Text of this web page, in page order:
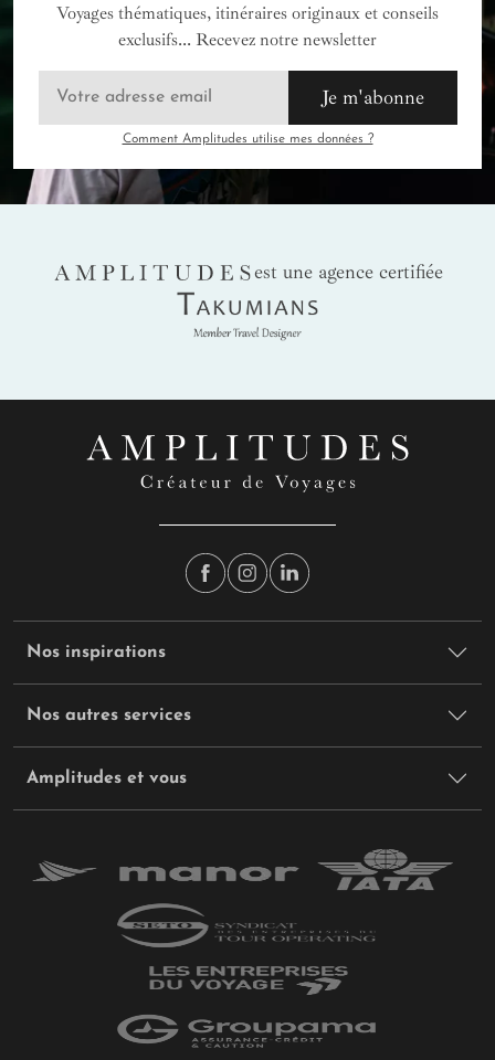
Voyages thématiques, itinéraires originaux et conseils
exclusifs... Recevez notre newsletter
Je m'abonne
Comment Amplitudes utilise mes données ?
AMPLITUDES
est une agence certifiée
Takumians
Nos inspirations
Nos autres services
Amplitudes et vous